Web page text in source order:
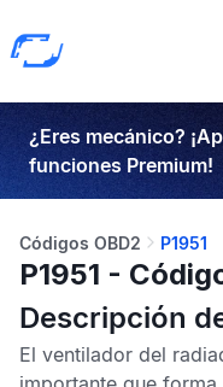
¿Eres mecánico?
funciones Premium!
Códigos OBD2 P1951
P1951 -
Descripción
El ventilador del